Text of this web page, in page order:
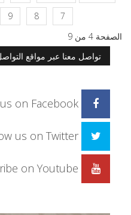
7
8
9
الصفحة 4 من 9
تواصل معنا عبر مواقع
on Facebook
us on Twitter
on Youtube